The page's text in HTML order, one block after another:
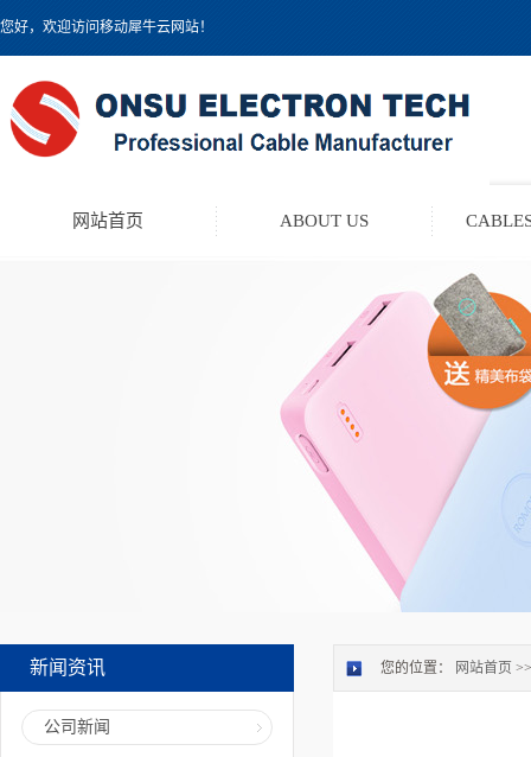
您好，欢迎访问移动犀牛云网站！
网站首页 ABOUT US
新闻资讯
公司新闻
您的位置： 网站首页 >>